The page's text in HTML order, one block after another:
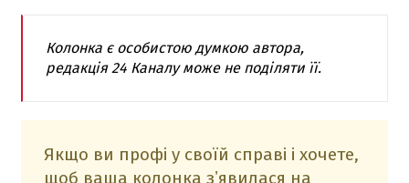
Колонка є особистою думкою автора,
редакція 24 Каналу може не поділяти її.
Якщо ви профі у своїй справі і хочете,
щоб ваша колонка зʼявилася на